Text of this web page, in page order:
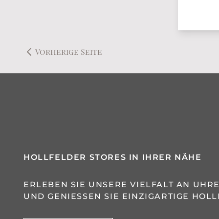
Vorherige Seite
HOLLFELDER STORES IN IHRER NÄHE
ERLEBEN SIE UNSERE VIELFALT AN
UND GENIESSEN SIE EINZIGARTIGE